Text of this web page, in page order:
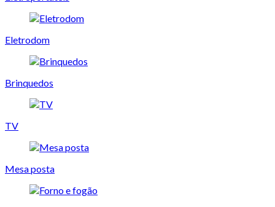
Eletrodom
Brinquedos
TV
Mesa posta